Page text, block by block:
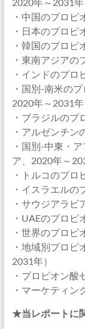
・中国のプロピ
・日本のプロピ
・韓国のプロピ
・東南アジアの
・インドのプロ
・国別-南米の
2020年～2031年
・ブラジルのプ
・アルゼンチ
・国別-中東・
ア、2020年～
・トルコのプロ
・イスラエルの
・サウジアラ
・UAEのプロ
・世界のプロピ
・地域別プロ
2031年）
・プロピオン
・マーケティン
★当レポートに